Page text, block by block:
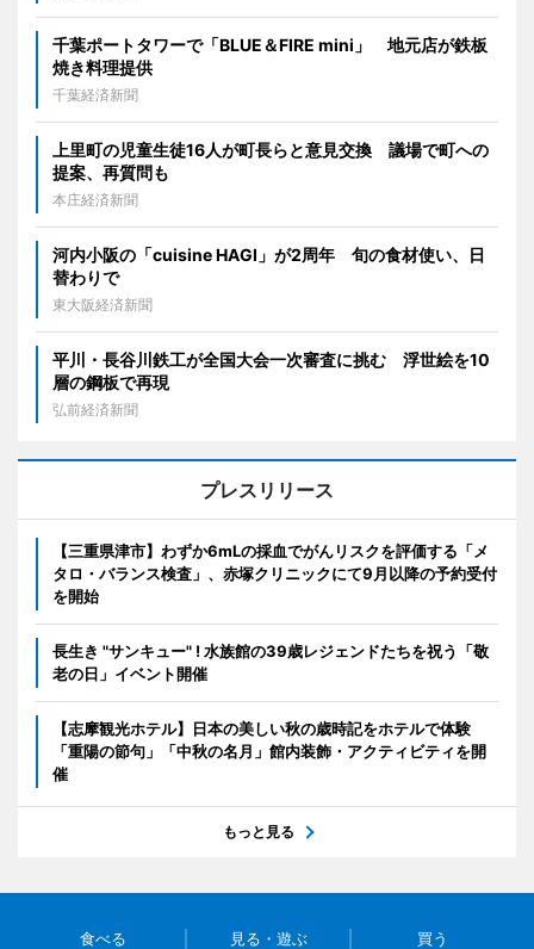
千葉ポートタワーで「BLUE＆FIRE mini」 地元店が鉄板
焼き料理提供
千葉経済新聞
上里町の児童生徒16人が町長らと意見交換 議場で町への
提案、再質問も
本庄経済新聞
河内小阪の「cuisine HAGI」が2周年 旬の食材使い、日
替わりで
東大阪経済新聞
平川・長谷川鉄工が全国大会一次審査に挑む 浮世絵を10
層の鋼板で再現
弘前経済新聞
プレスリリース
【三重県津市】わずか6mLの採血でがんリスクを評価する「メ
タロ・バランス検査」、赤塚クリニックにて9月以降の予約受付
を開始
長生き "サンキュー" ! 水族館の39歳レジェンドたちを祝う「敬
老の日」イベント開催
【志摩観光ホテル】日本の美しい秋の歳時記をホテルで体験
「重陽の節句」「中秋の名月」館内装飾・アクティビティを開
催
もっと見る
食べる 見る・遊ぶ 買う